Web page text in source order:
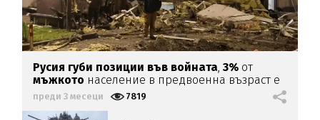
Русия губи позиции във войната,3% от
мъжкото население в предвоенна възраст е
заличено
преди 3 месеци 7819